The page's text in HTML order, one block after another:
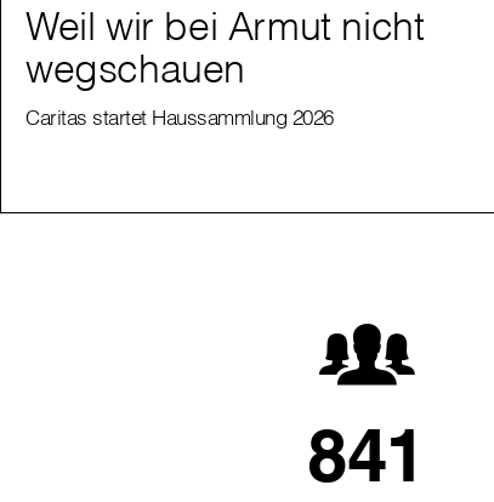
Weil wir bei Armut nicht
wegschauen
Caritas startet Haussammlung 2026
841